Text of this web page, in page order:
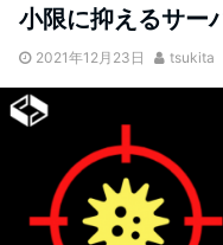
小限に抑えるサー
2021年12月23日 tsukita